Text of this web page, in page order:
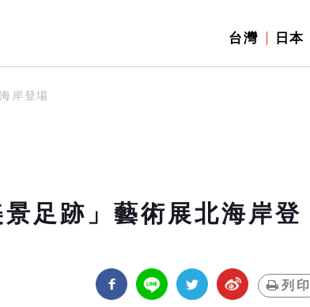
台灣 日本
岸登場
足跡」藝術展北海岸登
列印